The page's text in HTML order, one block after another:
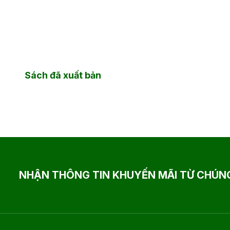
Sách đã xuất bản
NHẬN THÔNG TIN KHUYẾN MÃI TỪ